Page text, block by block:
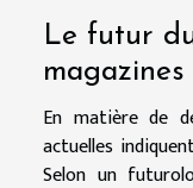
Le futur
magazines
En matière de
actuelles
Selon un